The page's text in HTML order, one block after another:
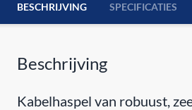
BESCHRIJVING SPECIFICATIES
Beschrijving
Kabelhaspel van robuust,